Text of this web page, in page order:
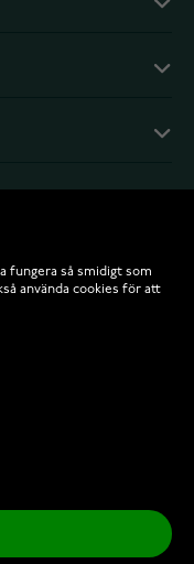
fungera så smidigt som
använda cookies för att